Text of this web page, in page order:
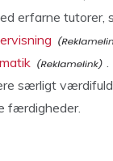
erfarne tutorer,
.
særligt
færdigheder.